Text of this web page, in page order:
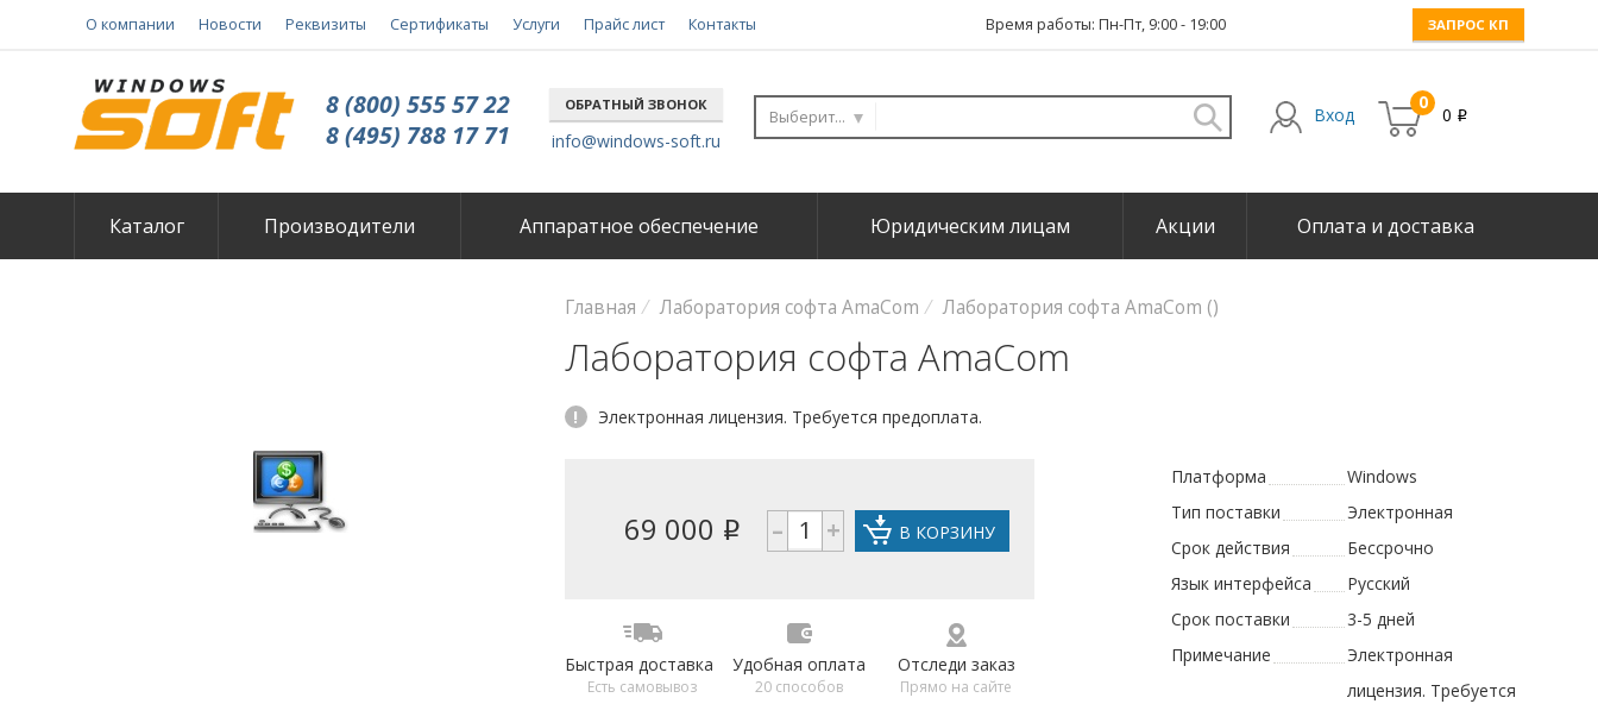
О компании Новости Реквизиты Сертификаты Услуги Прайс лист Контакты Время работы: Пн-Пт, 9:00 - 19:00 ЗАПРОС КП
8 (800) 555 57 22
8 (495) 788 17 71
ОБРАТНЫЙ ЗВОНОК
info@windows-soft.ru
Выберите... Вход
0
0 i
Каталог Производители Аппаратное обеспечение Юридическим лицам Акции Оплата и доставка
Главная Лаборатория софта AmaCom Лаборатория софта AmaCom ()
Лаборатория софта AmaCom
! Электронная лицензия. Требуется предоплата.
69 000 i – + В КОРЗИНУ
Быстрая доставка
Есть самовывоз
Удобная оплата
20 способов
Отследи заказ
Прямо на сайте
Платформа
Windows
Тип поставки
Электронная
Срок действия
Бессрочно
Язык интерфейса
Русский
Срок поставки
3-5 дней
Примечание
Электронная
лицензия. Требуется